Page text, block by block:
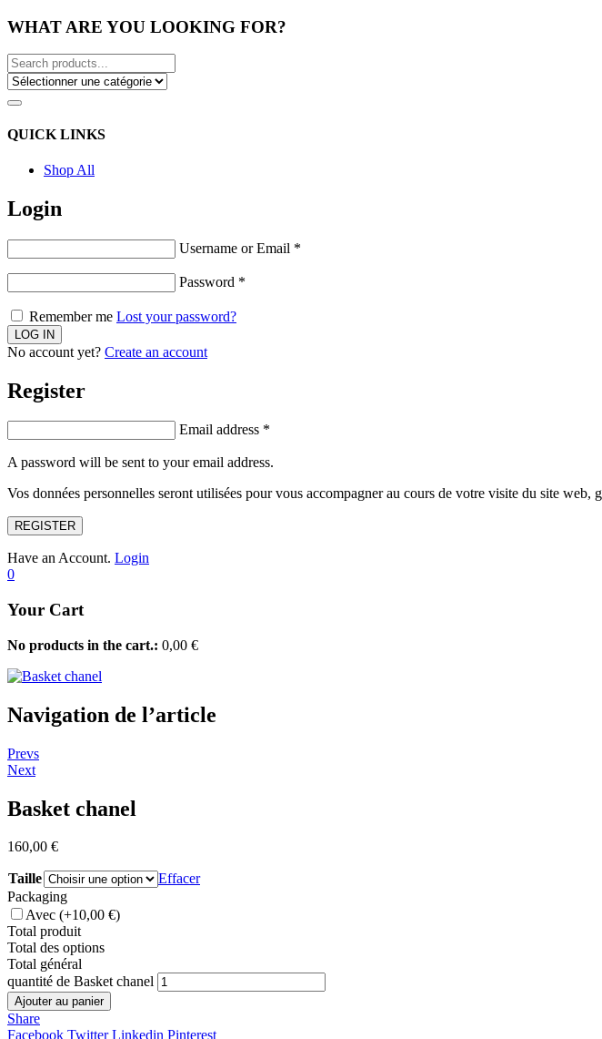
WHAT ARE YOU LOOKING FOR?
QUICK LINKS
Shop All
Login
Username or Email *
Password *
Remember me Lost your password?
No account yet? Create an account
Register
Email address *
A password will be sent to your email address.
Vos données personnelles seront utilisées pour vous accompagner au cours de votre visite du site web,
REGISTER
Have an Account. Login
0
Your Cart
No products in the cart.: 0,00 €
Navigation de l’article
Prevs
Next
Basket chanel
160,00 €
Taille
Effacer
Packaging
Avec (+10,00 €)
Total produit
Total des options
Total général
quantité de Basket chanel
Ajouter au panier
Share
Facebook TwitterLinkedin Pinterest